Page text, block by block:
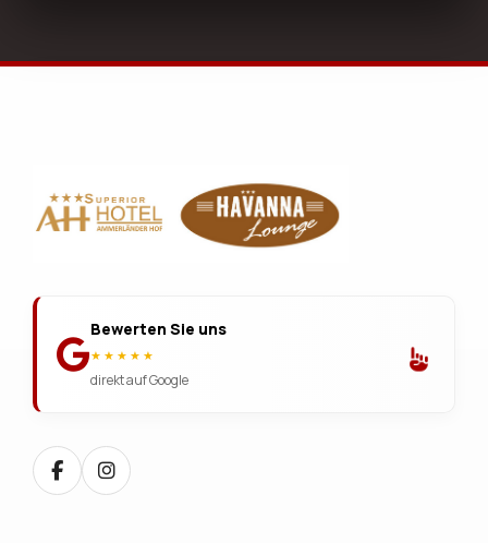
Bewerten Sie uns
★★★★★
direkt auf Google